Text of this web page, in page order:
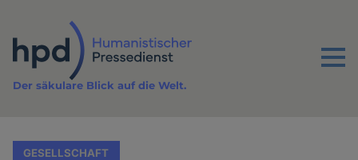
Inhalt
Menu
Der säkulare Blick auf die Welt.
GESELLSCHAFT